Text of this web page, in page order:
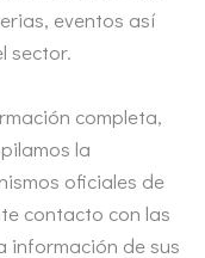
eventos así
sector.
completa,
la
oficiales de
contacto con las
información de sus